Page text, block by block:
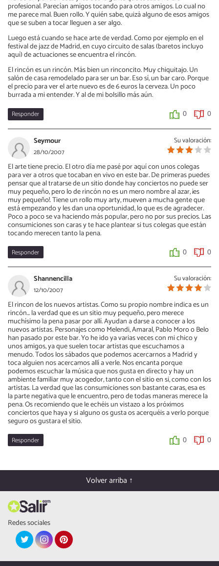
profesional. Parecían amigos tocando para otros amigos. Lo cual no
me parece mal. Buen rollo. Y quién sabe, quizá alguno de esos amigos
que se suben a tocar lleguen a ser algo.
Luego está cuando se hace arte de verdad. Como por ejemplo en el
festival de jazz de Madrid, en cuyo circuito de salas (baretos incluyo
aquí) de actuaciones se encuentra el rincón.
El rincón es un rincón. Más bien un rinconcito. Muy chiquitajo. Un
salón de casa remodelado para ser un bar. Eso sí, un bar caro. Porque
el precio para ver el arte nuevo es de 6 euros la cerveza. Un poco
burrada a mi entender. Y al de mi bolsillo más aún.
Responder 0 0
Su valoración:
Seymour
28/10/2007
El arte tiene precio. El otro día me pasé por aquí con unos colegas
para ver a otros que tocaban en vivo en este bar. De primeras puedes
pensar que al tratarse de un sitio donde hay conciertos no puede ser
muy pequeño, pero lo de rincón no es un mero nombre al azar, ¡es
muy pequeño!. Tiene un rollo muy arty, mueven a mucha gente que
está empezando y les dan una oportunidad, lo que es de agradecer.
Poco a poco se va haciendo más popular, pero no por sus precios. Las
consumiciones son caras y te hace plantear si tus colegas que están
tocando merecen tanto la pena.
Responder 0 0
Su valoración:
Shannencilla
12/10/2007
El rincon de los nuevos artistas. Como su propio nombre indica es un
rincón... la verdad que es un sitio muy pequeño, pero merece
muchísimo la pena pasar por allí. Ayudan a darse a conocer a los
nuevos artistas. Personajes como Melendi, Amaral, Pablo Moro o Belo
han pasado por este bar. Yo he ido ya varias veces con mi chico y
unos amigos, ya que suelen tocar artistas que escuchamos a
menudo. Todos los sábados que podemos acercarnos a Madrid y
toca alguien nos acercamos allí a verle. Nos encanta porque
podemos escuchar la música que nos gusta en directo y hay un
ambiente familiar muy acogedor, tanto con el sitio en si, como con los
artistas. La verdad que las consumiciones son bastante caras, esa es
la parte negativa que le encuentro, pero de todas maneras merece la
pena. Os recomiendo que le echéis un vistazo a los próximos
conciertos que haya y si alguno os gusta os acerquéis a verlo porque
seguro os gustara el sitio.
Responder 0 0
Volver arriba ↑
Redes sociales